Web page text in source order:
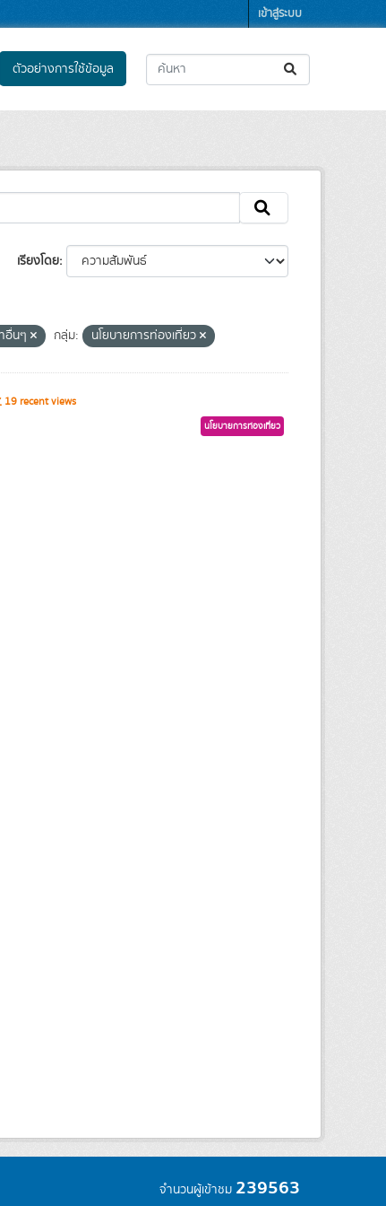
เข้าสู่ระบบ
ตัวอย่างการใช้ข้อมูล
เรียงโดย
อื่นๆ กลุ่ม: นโยบายการท่องเที่ยว
19 recent views
นโยบายการท่องเที่ยว
จำนวนผู้เข้าชม 239563